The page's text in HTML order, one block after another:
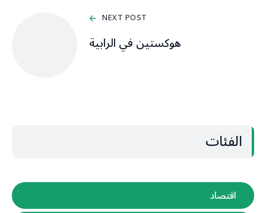
NEXT POST
هوكستين في الرابية
الفئات
اقتصاد